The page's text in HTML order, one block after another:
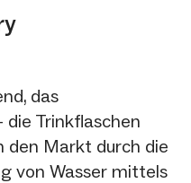
das
Trinkflaschen
den Markt durch die
von Wasser mittels